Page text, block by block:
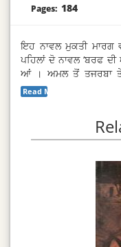
Pages: 184
ਇਹ ਨਾਵਲ ਮੁਕਤੀ ਮਾਰਗ
ਪਹਿਲਾਂ ਦੋ ਨਾਵਲ ‘ਬਰਫ
ਆਂ । ਅਮਲ ਤੋਂ ਤਜਰਬਾ
ਕਹਾਣੀਆਂ ਵੀ ਇਸ ਕਲਾ
ਲਾਹੁਣ ਵਾਲੀ ਗੱਲ ਹੈ ।
Read More...